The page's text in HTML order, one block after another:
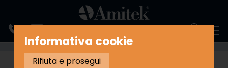
REFRIGERAZIONE VETRINETTE REFRIGERATE PER PIZZERIA
Informativa cookie
Rifiuta e prosegui